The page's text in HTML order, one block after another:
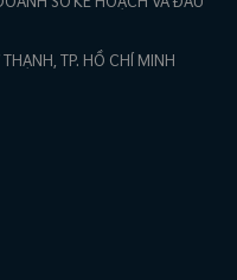
TP. HỒ CHÍ MINH